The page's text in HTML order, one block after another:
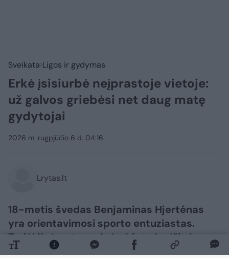
Sveikata Ligos ir gydymas
Erkė įsisiurbė neįprastoje vietoje:
už galvos griebėsi net daug matę
gydytojai
2026 m. rugpjūčio 6 d. 04:16
Lrytas.lt
18-metis švedas Benjaminas Hjerténas
yra orientavimosi sporto entuziastas.
Todėl jis įpratęs prie įvairių vabzdžių ir
parazitų. Tačiau vaikinui erkė įsisiurbė